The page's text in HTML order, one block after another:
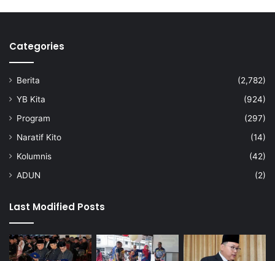
d
r
a
y
a
Categories
Berita
(2,782)
YB Kita
(924)
Program
(297)
Naratif Kito
(14)
Kolumnis
(42)
ADUN
(2)
Last Modified Posts